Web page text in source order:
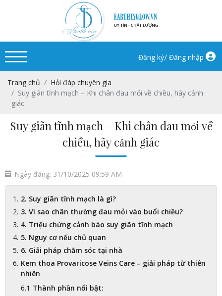
Đăng ký/ Đăng nhập
Trang chủ
Hỏi đáp chuyên gia
Suy giãn tĩnh mạch – Khi chân đau mỏi về chiều, hãy cảnh
giác
Suy giãn tĩnh mạch – Khi chân đau mỏi về
chiều, hãy cảnh giác
Ngày đăng: 31/10/2025 09:59 AM
2. Suy giãn tĩnh mạch là gì?
3. Vì sao chân thường đau mỏi vào buổi chiều?
4. Triệu chứng cảnh báo suy giãn tĩnh mạch
5. Nguy cơ nếu chủ quan
6. Giải pháp chăm sóc tại nhà
Kem thoa Provaricose Veins Care – giải pháp từ thiên
nhiên
Thành phần nổi bật: